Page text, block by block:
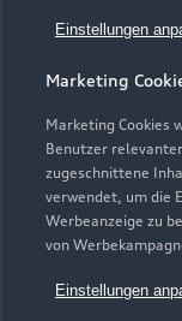
Einstellungen
Marketing
Marketing Cookies
Benutzer
zugeschnittene
verwendet, um die
Werbeanzeige zu
von
Einstellungen
72250
07441